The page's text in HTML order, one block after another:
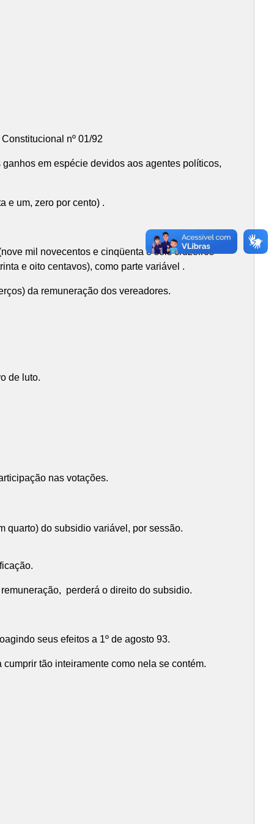
nº 01/92
em espécie devidos aos agentes políticos,
um, zero por cento) .
mil novecentos e cinqüenta e seis cruzeiros
e oito centavos), como parte variável .
da remuneração dos vereadores.
de luto.
nas votações.
quarto) do subsidio variável, por sessão.
perderá o direito do subsidio.
seus efeitos a 1º de agosto 93.
tão inteiramente como nela se contém.